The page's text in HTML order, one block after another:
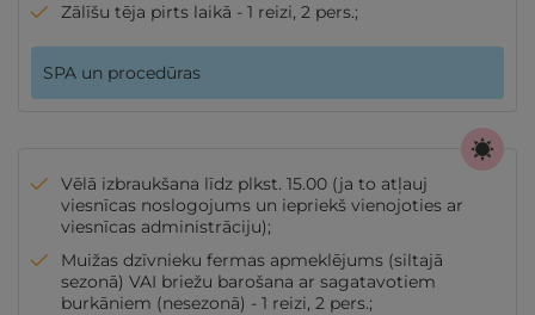
Zālīšu tēja pirts laikā - 1 reizi, 2 pers.;
SPA un procedūras
Vēlā izbraukšana līdz plkst. 15.00 (ja to atļauj
viesnīcas noslogojums un iepriekš vienojoties ar
viesnīcas administrāciju);
Muižas dzīvnieku fermas apmeklējums (siltajā
sezonā) VAI briežu barošana ar sagatavotiem
burkāniem (nesezonā) - 1 reizi, 2 pers.;